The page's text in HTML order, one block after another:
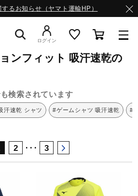
るお知らせ（ヤマト運輸HP）
ルウエア
ットサル
ログイン
イナモーションフィット
ンフィット 吸汗速乾の
検索されています
汗速乾 シャツ #ゲームシャツ 吸汗速乾 #
2 ･･･ 3